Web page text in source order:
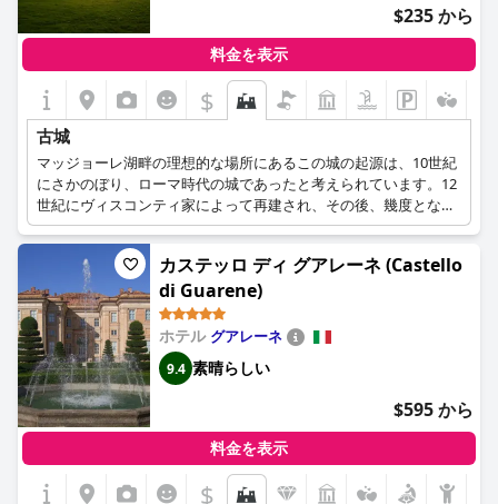
$235 から
料金を表示
$
古城
マッジョーレ湖畔の理想的な場所にあるこの城の起源は、10世紀
にさかのぼり、ローマ時代の城であったと考えられています。12
世紀にヴィスコンティ家によって再建され、その後、幾度となく
城の所有者が変わりました。その間、城は長い間放置され、何度
も改築された。19世紀には、ネオ・ゴシック様式の建築に改築さ
れ、現在に至っている。カステッロ ディ グアレーネ (Castello
di Guarene)
ホテル グアレーネ
9.4 素晴らしい
$595 から
料金を表示
$